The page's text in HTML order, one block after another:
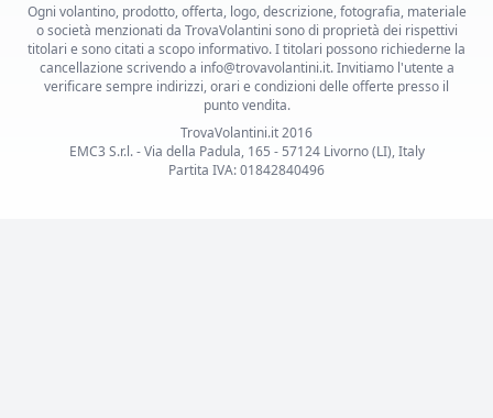
Ogni volantino, prodotto, offerta, logo, descrizione, fotografia, materiale
o società menzionati da TrovaVolantini sono di proprietà dei rispettivi
titolari e sono citati a scopo informativo. I titolari possono richiederne la
cancellazione scrivendo a info@trovavolantini.it. Invitiamo l'utente a
verificare sempre indirizzi, orari e condizioni delle offerte presso il
punto vendita.
TrovaVolantini.it 2016
EMC3 S.r.l. - Via della Padula, 165 - 57124 Livorno (LI), Italy
Partita IVA: 01842840496